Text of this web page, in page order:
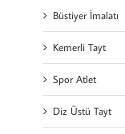
Büstiyer İmalatı
Kemerli Tayt
Spor Atlet
Diz Üstü Tayt